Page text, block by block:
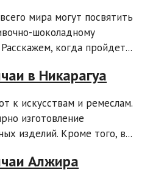
мира могут посвятить
шоколадному
когда пройдет...
в Никарагуа
к искусствам и ремеслам.
изготовление
изделий. Кроме того, в...
Алжира